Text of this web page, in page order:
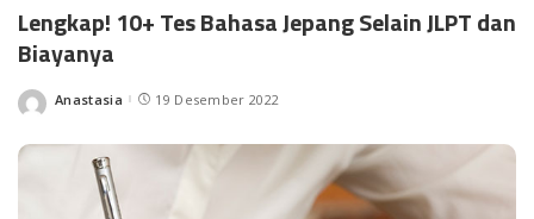
Lengkap! 10+ Tes Bahasa Jepang Selain JLPT dan
Biayanya
Posted
Anastasia 19 Desember 2022